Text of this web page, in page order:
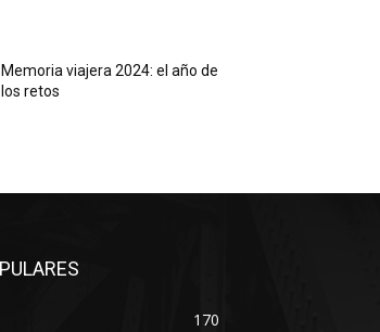
Memoria viajera 2024: el año de
los retos
170